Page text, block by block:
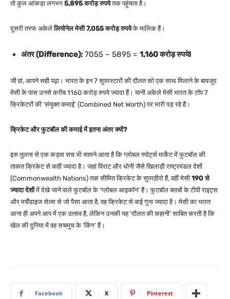
तो कुल आंकड़ा लगभग 5,895 करोड़ रुपयेतक पहुंचता है।
दूसरी तरफ अकेलेलियोनेल मेसी 7,055 करोड़ रुपयेके मालिक हैं।
अंतर (Difference): 7055 – 5895 = 1,160 करोड़ रुपये!
जी हां, आपने सही पढ़ा। भारत के इन 7 सुपरस्टारों की दौलत को एक साथ मिलाने के बावजूद
मेसी के पास उनसे करीब 1160 करोड़ रुपये ज्यादा हैं। यानी अकेले मेसी भारत के टॉप 7
क्रिकेटरों की ‘संयुक्त कमाई’ (Combined Net Worth) पर भारी पड़ रहे हैं।
क्रिकेट और फुटबॉल की कमाई में इतना अंतर क्यों?
इस तुलना से एक कड़वा सच भी सामने आता है कि ग्लोबल स्पोर्ट्स मार्केट में फुटबॉल की
ताकत क्रिकेट से कहीं ज्यादा है। जहां विराट और धोनी जैसे खिलाड़ी राष्ट्रमंडल देशों
(Commonwealth Nations) तक सीमित क्रिकेट के सुपरहीरो हैं, वहीं मेसी 190 से
ज्यादा देशोंमें देखे जाने वाले फुटबॉल के ‘ग्लोबल आइकॉन’ हैं। फुटबॉल क्लबों के टीवी राइट्स
और मर्चेंडाइज सेल्स से जो पैसा आता है, वह क्रिकेट से कई गुना ज्यादा है।मेसी का भारत
आना ही अपने आप में एक उत्सव है, लेकिन उनकी यह ‘दौलत की कहानी’ साबित करती है कि
खेल की दुनिया में वह सचमुच के ‘किंग’ हैं।
Facebook X Pinterest